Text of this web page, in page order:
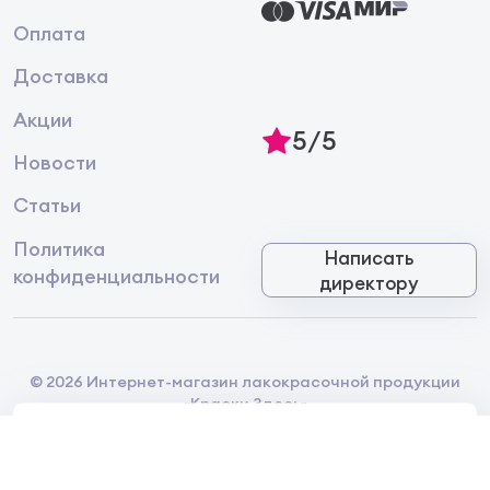
Оплата
Доставка
Акции
Новости
Статьи
Политика
конфиденциальности
5/5
Написать
директору
© 2026 Интернет-магазин лакокрасочной продукции
«Краски Здесь»